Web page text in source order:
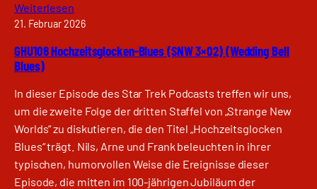
Weiterlesen
21. Februar 2026
GHU108 Hochzeitsglocken-Blues (SNW 3×02) (Wedding Bell
Blues)
In dieser Episode des Star Trek Podcasts treffen wir uns,
um die zweite Folge der dritten Staffel von „Strange New
Worlds“ zu diskutieren, die den Titel „Hochzeitsglocken
Blues“ trägt. Nils, Arne und Frank beleuchten in ihrer
typischen, humorvollen Weise die Ereignisse dieser
Episode, die mitten im 100-jährigen Jubiläum der